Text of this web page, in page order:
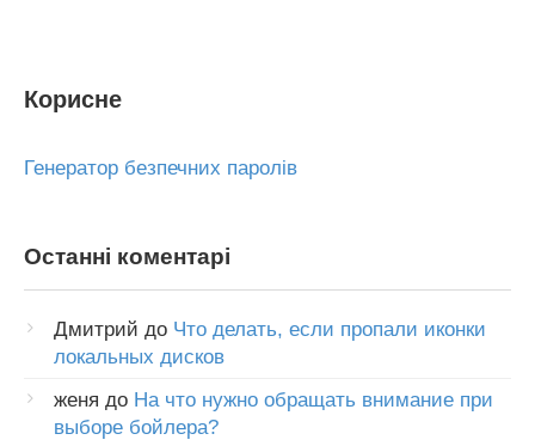
Корисне
Генератор безпечних паролів
Останні коментарі
Дмитрий до Что делать, если пропали иконки
локальных дисков
женя до На что нужно обращать внимание при
выборе бойлера?